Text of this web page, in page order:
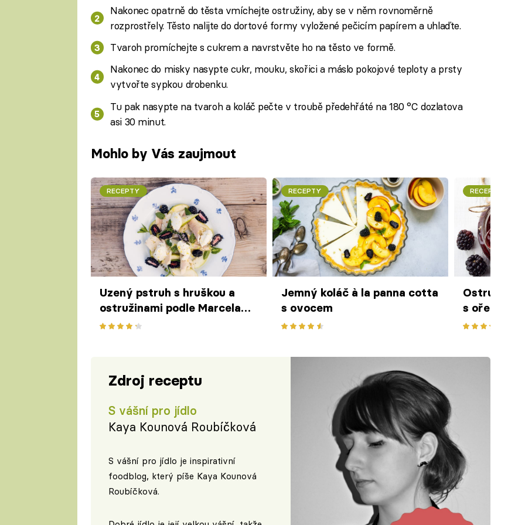
Nakonec opatrně do těsta vmíchejte ostružiny, aby se v něm rovnoměrně
rozprostřely. Těsto nalijte do dortové formy vyložené pečicím papírem a uhlaďte.
Tvaroh promíchejte s cukrem a navrstvěte ho na těsto ve formě.
Nakonec do misky nasypte cukr, mouku, skořici a máslo pokojové teploty a prsty
vytvořte sypkou drobenku.
Tu pak nasypte na tvaroh a koláč pečte v troubě předehřáté na 180 °C dozlatova
asi 30 minut.
Mohlo by Vás zaujmout
RECEPTY
Uzený pstruh s hruškou a
ostružinami podle Marcela
Ihnačáka
RECEPTY
Jemný koláč à la panna cotta
s ovocem
RECEPTY
s ořechy
Zdroj receptu
S vášní pro jídlo
Kaya Kounová Roubíčková
S vášní pro jídlo je inspirativní
foodblog, který píše Kaya Kounová
Roubíčková.